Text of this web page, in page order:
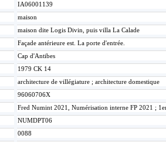
IA06001139
maison
maison dite Logis Divin, puis villa La Calade
Façade antérieure est. La porte d'entrée.
Cap d'Antibes
1979 CK 14
architecture de villégiature ; architecture domestique
96060706X
Fred Numint 2021, Numérisation interne FP 2021 ;
NUMDPT06
0088